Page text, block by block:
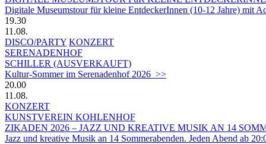
Digitale Museumstour für kleine EntdeckerInnen (10-12 Jahre) mit
19.30
11.08.
DISCO/PARTY KONZERT
SERENADENHOF
SCHILLER (AUSVERKAUFT)
Kultur-Sommer im Serenadenhof 2026 >>
20.00
11.08.
KONZERT
KUNSTVEREIN KOHLENHOF
ZIKADEN 2026 – JAZZ UND KREATIVE MUSIK AN 14
Jazz und kreative Musik an 14 Sommerabenden. Jeden Abend ab